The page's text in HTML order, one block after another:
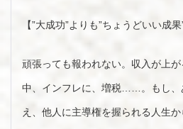
【”大成功”よりも”ちょうどいい成果
頑張っても報われない。収入が上
中、インフレに、増税……。もし、
え、他人に主導権を握られる人生